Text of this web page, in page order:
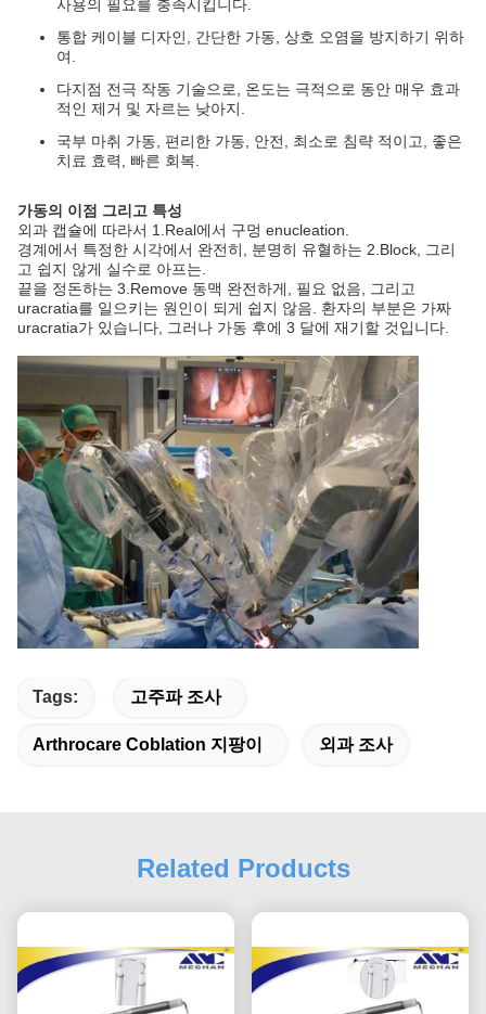
사용의 필요를 충족시킵니다.
통합 케이블 디자인, 간단한 가동, 상호 오염을 방지하기 위하
여.
다지점 전극 작동 기술으로, 온도는 극적으로 동안 매우 효과
적인 제거 및 자르는 낮아지.
국부 마취 가동, 편리한 가동, 안전, 최소로 침략 적이고, 좋은
치료 효력, 빠른 회복.
가동의 이점 그리고 특성
외과 캡슐에 따라서 1.Real에서 구멍 enucleation.
경계에서 특정한 시각에서 완전히, 분명히 유혈하는 2.Block, 그리
고 쉽지 않게 실수로 아프는.
끝을 정돈하는 3.Remove 동맥 완전하게, 필요 없음, 그리고
uracratia를 일으키는 원인이 되게 쉽지 않음. 환자의 부분은 가짜
uracratia가 있습니다, 그러나 가동 후에 3 달에 재기할 것입니다.
Tags: 고주파 조사
Arthrocare Coblation 지팡이 외과 조사
Related Products